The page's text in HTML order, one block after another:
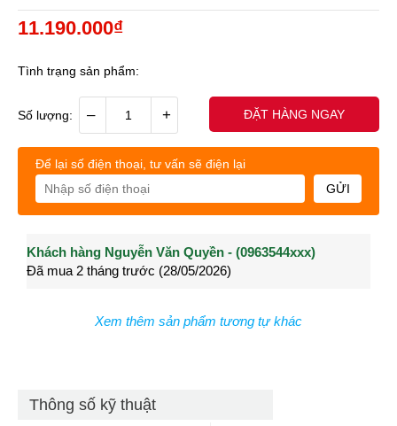
11.190.000₫
Tình trạng sản phẩm:
Số lượng: – + ĐẶT HÀNG NGAY
Để lại số điện thoại, tư vấn sẽ điện lại
GỬI
Khách hàng Nguyễn Văn Quyền - (0963544xxx)
Đã mua 2 tháng trước (28/05/2026)
Khách hàng Nguyễn Thành Long - (0902021xxx)
Đã mua 3 tháng trước (27/04/2026)
Xem thêm sản phẩm tương tự khác
Thông số kỹ thuật